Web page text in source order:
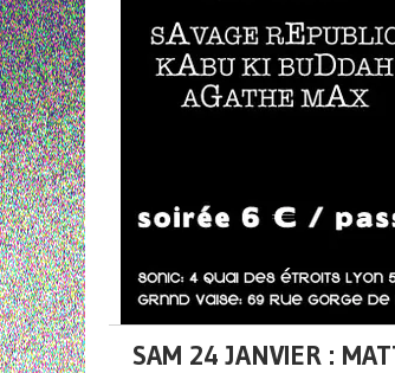
SAM 24 JANVIER :